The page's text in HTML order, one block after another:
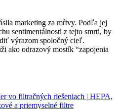
marketing za mŕtvy. Podľa jej
sentimentálnosti z tejto smrti, by
výrazom spoločný cieľ.
ako odrazový mostík “zapojenia